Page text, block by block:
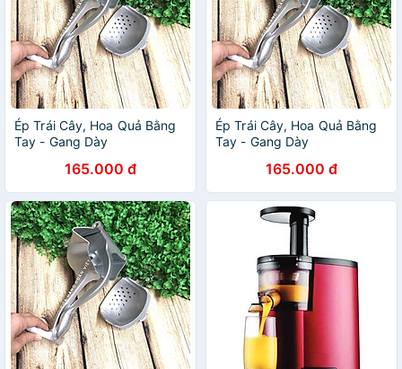
Ép Trái Cây, Hoa Quả Bằng
Tay - Gang Dày
165.000 đ
Ép Trái Cây, Hoa Quả Bằng
Tay - Gang Dày
165.000 đ